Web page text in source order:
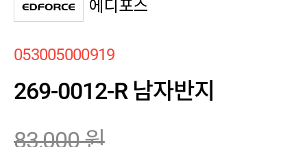
에디포스
053005000919
269-0012-R 남자반지
83,000원